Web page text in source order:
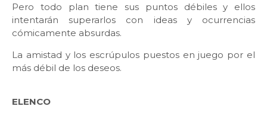
Pero todo plan tiene sus puntos débiles y ellos
intentarán superarlos con ideas y ocurrencias
cómicamente absurdas.
La amistad y los escrúpulos puestos en juego por el
más débil de los deseos.
ELENCO